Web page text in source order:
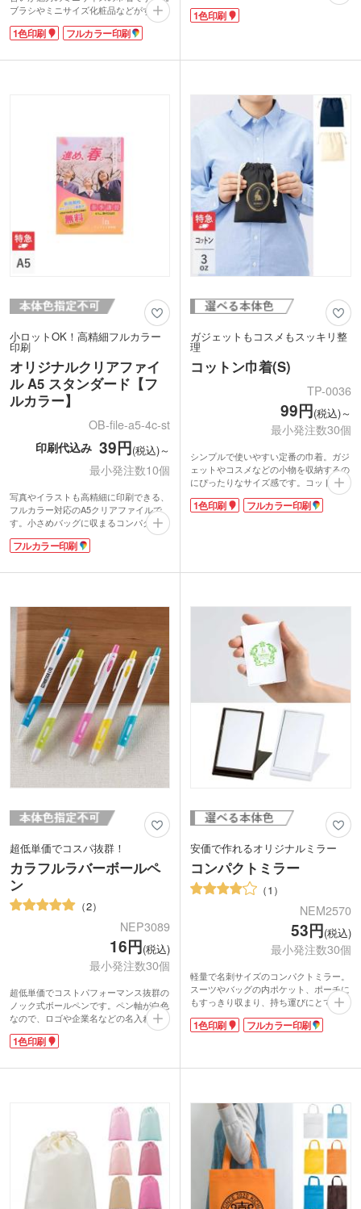
ブラシやミニサイズ化粧品などがすっぽ
り収まる大きさで、レジャーや旅行に行
くときにとっても便利。お菓子や小さな
使えます。無漂白コットン地なので、汚
1色印刷 フルカラー印刷
フタ部分が引っかかってしっかり閉まる
名入れをして、展示会やセミナー、オー
プンキャンパスでのばら撒きに向いてい
1色印刷
小ロットOK！高精細フルカラー
印刷
オリジナルクリアファイ
ル A5 スタンダード【フ
ルカラー】
OB-file-a5-4c-st
印刷代込み 39円(税込)～
最小発注数10個
写真やイラストも高精細に印刷できる、
フルカラー対応のA5クリアファイルで
す。小さめバッグに収まるコンパクトサ
イズで持ち歩きにも便利。小ロット10枚
から注文できるので、個人から企業・自
だけます。
実用的なノベルティです。塾のDMや小
冊子を入れて手渡したり、イベントのグ
ッズ購入特典として配布するのにおすす
フルカラー印刷
ガジェットもコスメもスッキリ整
理
コットン巾着(S)
TP-0036
99円(税込)～
最小発注数30個
シンプルで使いやすい定番の巾着。ガジ
ェットやコスメなどの小物を収納するの
にぴったりなサイズ感です。コットン素
材ならではの柔らかさとナチュラルな風
合いが魅力で、日常使いから旅行時の仕
ップロゴを印刷して周年記念品や、販売
1色印刷 フルカラー印刷
超低単価でコスパ抜群！
カラフルラバーボールペ
ン
2
NEP3089
16円(税込)
最小発注数30個
超低単価でコストパフォーマンス抜群の
ノック式ボールペンです。ペン軸が白色
なので、ロゴや企業名などの名入れがし
っかり目立つのが魅力。滑らかな書き心
地と手にフィットするラバーグリップ
なラインナップは、キャンペーンやイベ
軸部分に1色印刷が可能。イベント名や
社名を印刷すれば、手軽に大量配布でき
るノベルティの定番アイテムです。
1色印刷
安価で作れるオリジナルミラー
コンパクトミラー
1
NEM2570
53円(税込)
最小発注数30個
軽量で名刺サイズのコンパクトミラー。
スーツやバッグの内ポケット、ポーチに
もすっきり収まり、持ち運びにとても便
利です。必要なときにさっと取り出し、
身だしなみを整えるのに最適。卓上ミラ
幅広い年齢層におすすめのアイテムで
グッズやライブグッズとしてカラフルな
印刷が映えます。
1色印刷 フルカラー印刷